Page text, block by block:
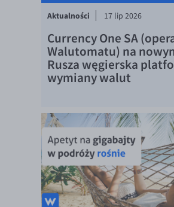
EUR/TRY
GBP/USD
USD/CHF
GBP/CHF
Aktualności 17 lip 2026
Currency One SA
Walutomatu) na
Rusza węgierska
wymiany walut